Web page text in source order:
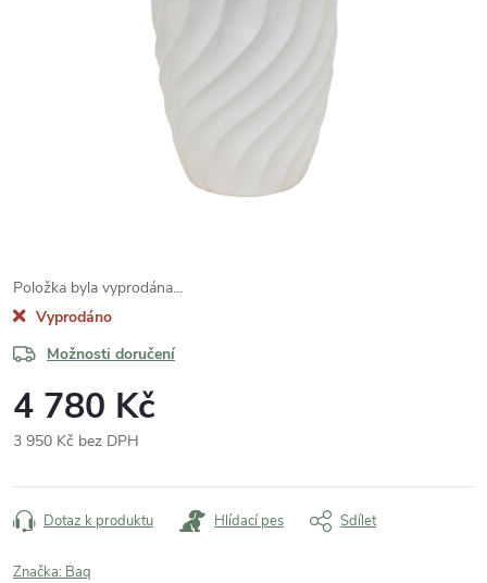
Položka byla vyprodána…
Vyprodáno
Možnosti doručení
4 780 Kč
3 950 Kč bez DPH
cena:
Dotaz k produktu Hlídací pes Sdílet
Značka: Baq